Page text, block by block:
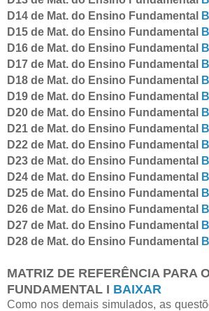
D14 de Mat. do Ensino Fundamental
D15 de Mat. do Ensino Fundamental
D16 de Mat. do Ensino Fundamental
D17 de Mat. do Ensino Fundamental
D18 de Mat. do Ensino Fundamental
D19 de Mat. do Ensino Fundamental
D20 de Mat. do Ensino Fundamental
D21 de Mat. do Ensino Fundamental
D22 de Mat. do Ensino Fundamental
D23 de Mat. do Ensino Fundamental
D24 de Mat. do Ensino Fundamental
D25 de Mat. do Ensino Fundamental
D26 de Mat. do Ensino Fundamental
D27 de Mat. do Ensino Fundamental
D28 de Mat. do Ensino Fundamental
MATRIZ DE REFERÊNCIA PARA
FUNDAMENTAL I BAIXAR
Como nos demais simulados, as